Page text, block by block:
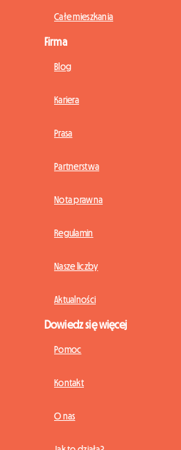
Całe mieszkania
Firma
Blog
Kariera
Prasa
Partnerstwa
Nota prawna
Regulamin
Nasze liczby
Aktualności
Dowiedz się więcej
Pomoc
Kontakt
O nas